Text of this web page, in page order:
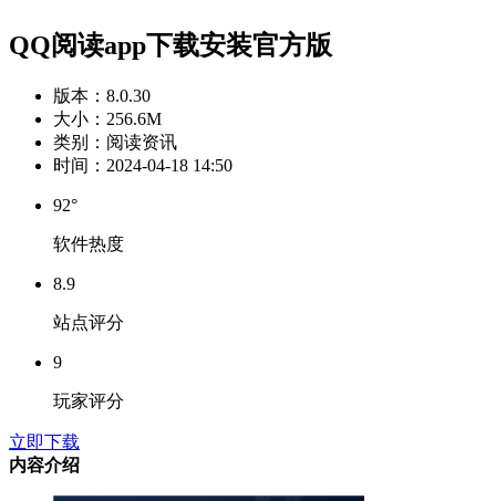
QQ阅读app下载安装官方版
版本： 8.0.30
大小： 256.6M
类别： 阅读资讯
时间： 2024-04-18 14:50
92°
软件热度
8.9
站点评分
9
玩家评分
立即下载
内容介绍